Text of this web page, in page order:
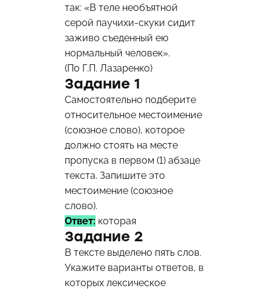
так: «В теле необъятной
серой паучихи-скуки сидит
заживо съеденный ею
нормальный человек».
(По Г.П. Лазаренко)
Задание 1
Самостоятельно подберите
относительное местоимение
(союзное слово), которое
должно стоять на месте
пропуска в первом (1) абзаце
текста. Запишите это
местоимение (союзное
слово).
Ответ: которая
Задание 2
В тексте выделено пять слов.
Укажите варианты ответов, в
которых лексическое